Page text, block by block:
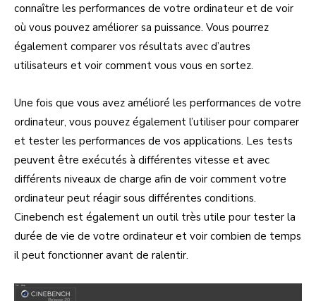
connaître les performances de votre ordinateur et de voir
où vous pouvez améliorer sa puissance. Vous pourrez
également comparer vos résultats avec d’autres
utilisateurs et voir comment vous vous en sortez.
Une fois que vous avez amélioré les performances de votre
ordinateur, vous pouvez également l’utiliser pour comparer
et tester les performances de vos applications. Les tests
peuvent être exécutés à différentes vitesse et avec
différents niveaux de charge afin de voir comment votre
ordinateur peut réagir sous différentes conditions.
Cinebench est également un outil très utile pour tester la
durée de vie de votre ordinateur et voir combien de temps
il peut fonctionner avant de ralentir.